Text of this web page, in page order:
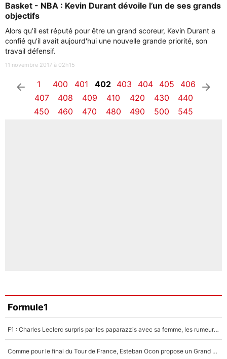
Basket - NBA : Kevin Durant dévoile l’un de ses grands
objectifs
Alors qu’il est réputé pour être un grand scoreur, Kevin Durant a
confié qu'il avait aujourd'hui une nouvelle grande priorité, son
travail défensif.
11 novembre 2017 à 02h15
arrow_left 1 400 401 402 403 404 405
406
407
408 409 410 420 430
440
450
460 470 480 490 500 545
arrow_right
Formule1
F1 : Charles Leclerc surpris par les paparazzis avec sa femme, les rumeurs étaient vraies !
Comme pour le final du Tour de France, Esteban Ocon propose un Grand Prix de Formule 1 à Paris : «Autour de l’Arc de Triomphe, ce serait génial» !